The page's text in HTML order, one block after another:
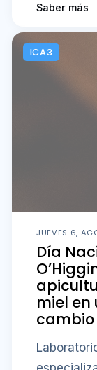
Saber más
ICA3
JUEVES 6,
Día
miel en